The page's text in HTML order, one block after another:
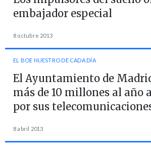
embajador especial
8 octubre 2013
EL BOE NUESTRO DE CADA DÍA
El Ayuntamiento de
más de 10 millones al año
por sus
8 abril 2013